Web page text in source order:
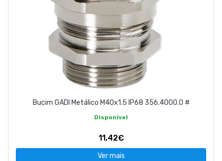
Bucim GADI Metálico M40x1.5 IP68 356.4000.0 #
Disponível
11,42€
Ver mais